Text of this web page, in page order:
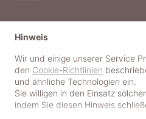
Hinweis
Wir und einige unserer Service
den Cookie-Richtlinien
und ähnliche Technologien ein.
Sie willigen in den Einsatz
indem Sie diesen Hinweis